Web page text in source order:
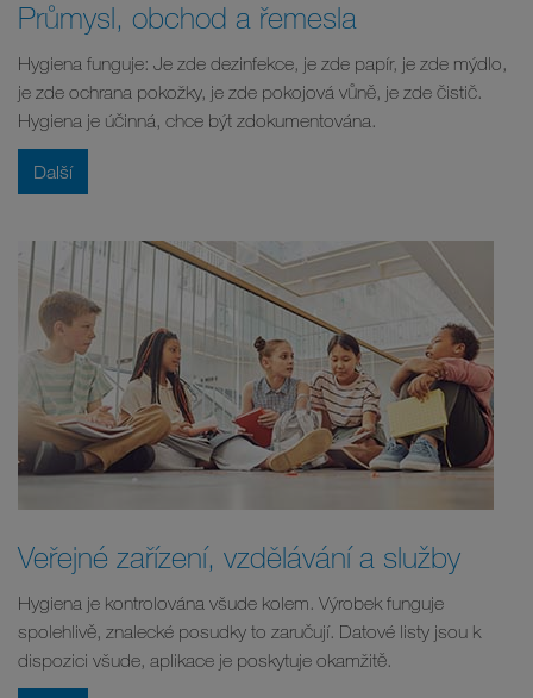
Průmysl, obchod a řemesla
Hygiena funguje: Je zde dezinfekce, je zde papír, je zde mýdlo,
je zde ochrana pokožky, je zde pokojová vůně, je zde čistič.
Hygiena je účinná, chce být zdokumentována.
Další
Veřejné zařízení, vzdělávání a služby
Hygiena je kontrolována všude kolem. Výrobek funguje
spolehlivě, znalecké posudky to zaručují. Datové listy jsou k
dispozici všude, aplikace je poskytuje okamžitě.